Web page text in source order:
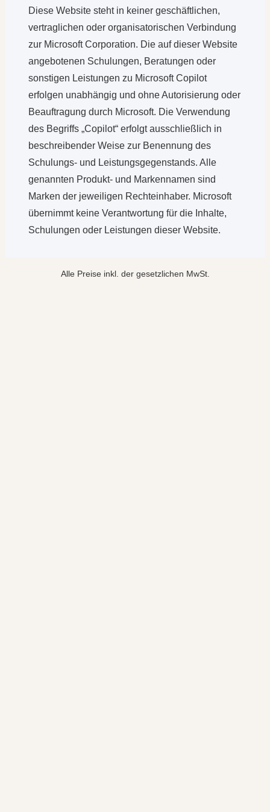
Diese Website steht in keiner geschäftlichen,
vertraglichen oder organisatorischen Verbindung
zur Microsoft Corporation. Die auf dieser Website
angebotenen Schulungen, Beratungen oder
sonstigen Leistungen zu Microsoft Copilot
erfolgen unabhängig und ohne Autorisierung oder
Beauftragung durch Microsoft. Die Verwendung
des Begriffs „Copilot“ erfolgt ausschließlich in
beschreibender Weise zur Benennung des
Schulungs- und Leistungsgegenstands. Alle
genannten Produkt- und Markennamen sind
Marken der jeweiligen Rechteinhaber. Microsoft
übernimmt keine Verantwortung für die Inhalte,
Schulungen oder Leistungen dieser Website.
Alle Preise inkl. der gesetzlichen MwSt.